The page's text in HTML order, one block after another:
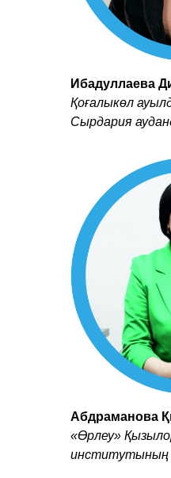
Ибадуллаева
Қоғалыкөл
Сырдария
Абдраманова
«Өрлеу»
институтының